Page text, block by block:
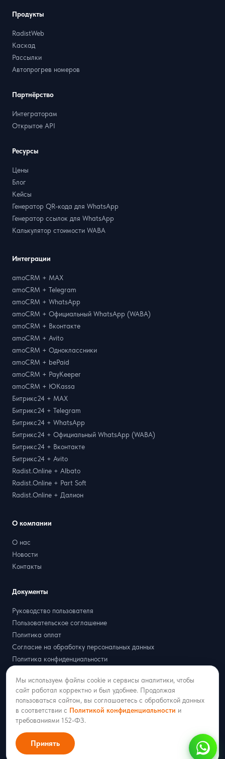
Интеграции
amoCRM + MAX
amoCRM + Telegram
amoCRM + WhatsApp
amoCRM + Официальный WhatsApp (WABA)
amoCRM + Вконтакте
amoCRM + Avito
amoCRM + Одноклассники
amoCRM + bePaid
amoCRM + PayKeeper
amoCRM + ЮKassa
Битрикс24 + MAX
Битрикс24 + Telegram
Битрикс24 + WhatsApp
Битрикс24 + Официальный WhatsApp (WABA)
Битрикс24 + Вконтакте
Битрикс24 + Avito
Radist.Online + Albato
Radist.Online + Part Soft
Radist.Online + Далион
Продукты
RadistWeb
Каскад
Рассылки
Автопрогрев номеров
Партнёрство
Интеграторам
Открытое API
Ресурсы
Цены
Блог
Кейсы
Генератор QR-кода для WhatsApp
Генератор ссылок для WhatsApp
Калькулятор стоимости WABA
О компании
О нас
Новости
Контакты
Документы
Руководство пользователя
Пользовательское соглашение
Политика оплат
Согласие на обработку персональных данных
Политика конфиденциальности
Партнёрская оферта
2018–2026 ООО «РАДИСТ ОНЛАЙН»
* WhatsApp принадлежит компании Meta, признанной экстремистской и
запрещённой на территории РФ.
Мы используем файлы cookie и сервисы аналитики, чтобы
сайт работал корректно и был удобнее. Продолжая
пользоваться сайтом, вы соглашаетесь с обработкой данных
в соответствии с Политикой конфиденциальности и
требованиями 152-ФЗ.
Принять